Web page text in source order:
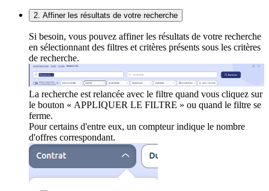
2. Affiner les résultats de votre recherche
Si besoin, vous pouvez affiner les résultats de votre recherche
en sélectionnant des filtres et critères présents sous les critères
de recherche.
La recherche est relancée avec le filtre quand vous cliquez sur
le bouton « APPLIQUER LE FILTRE » ou quand le filtre se
ferme.
Pour certains d'entre eux, un compteur indique le nombre
d'offres correspondant.